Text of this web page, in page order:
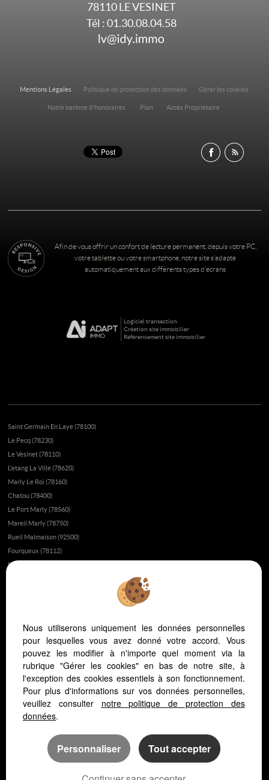
78110LE VESINET
Tél :01.30.08.04.58
Mentions Légales Politique de protection des données Gérer les cookies
Notre barème d'honoraires Plan Accès Propriétaire
Afin de vous offrir un confort de lecture permanent, depuis votre PC,
votre tablette ou votre smartphone, notre site s’adapte
automatiquement aux différents types d'écrans
Logiciel transaction
Création site immobilier
Référencement site immobilier
Saint Germain En Laye (78100)
Le Pecq (78230)
Le Vesinet (78110)
L'etang La Ville (78620)
Marly Le Roi (78160)
Chatou (78400)
Le Port Marly (78560)
Mareil Marly (78750)
Rueil Malmaison (92500)
Fourqueux (78112)
Montesson (78360)
Fait-il bon vivre à Saint-Germain-en-Laye?
L’immobilier au Vésinet
L’immobilier à Saint-Germain-en-Laye
L’immobilier dans les yvelines
Vivre dans les yvelines ou à Paris ?
L'hopital Saint Germain en Laye
L'immobilier au Pecq
Nous utiliserons uniquement les données personnelles
pour lesquelles vous avez donné votre accord. Vous
pouvez les modifier à n'importe quel moment via la
rubrique "Gérer les cookies" en bas de notre site, à
l'exception des cookies essentiels à son fonctionnement.
Pour plus d'informations sur vos données personnelles,
veuillez consulter notre politique de protection des
données.
Personnaliser Tout accepter